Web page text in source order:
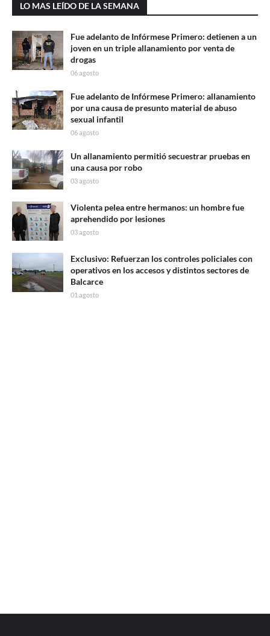
LO MAS LEÍDO DE LA SEMANA
Fue adelanto de Infórmese Primero: detienen a un
joven en un triple allanamiento por venta de
drogas
06 agosto
Fue adelanto de Infórmese Primero: allanamiento
por una causa de presunto material de abuso
sexual infantil
06 agosto
Un allanamiento permitió secuestrar pruebas en
una causa por robo
03 agosto
Violenta pelea entre hermanos: un hombre fue
aprehendido por lesiones
03 agosto
Exclusivo: Refuerzan los controles policiales con
operativos en los accesos y distintos sectores de
Balcarce
01 agosto